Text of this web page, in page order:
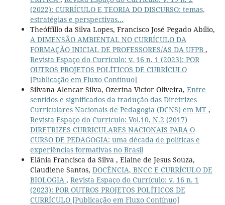
(2022): CURRÍCULO E TEORIA DO DISCURSO: temas,
estratégias e perspectivas...
Theóffillo da Silva Lopes, Francisco José Pegado Abílio,
A DIMENSÃO AMBIENTAL NO CURRÍCULO DA
FORMAÇÃO INICIAL DE PROFESSORES/AS DA UFPB ,
Revista Espaço do Currículo: v. 16 n. 1 (2023): POR
OUTROS PROJETOS POLÍTICOS DE CURRÍCULO
[Publicação em Fluxo Contínuo]
Silvana Alencar Silva, Ozerina Victor Oliveira, Entre
sentidos e significados da tradução das Diretrizes
Curriculares Nacionais de Pedagogia (DCNS) em MT ,
Revista Espaço do Currículo: Vol.10, N.2 (2017)
DIRETRIZES CURRICULARES NACIONAIS PARA O
CURSO DE PEDAGOGIA: uma década de políticas e
experiências formativas no Brasil
Elânia Francisca da Silva , Elaine de Jesus Souza,
Claudiene Santos, DOCÊNCIA, BNCC E CURRÍCULO DE
BIOLOGIA , Revista Espaço do Currículo: v. 16 n. 1
(2023): POR OUTROS PROJETOS POLÍTICOS DE
CURRÍCULO [Publicação em Fluxo Contínuo]